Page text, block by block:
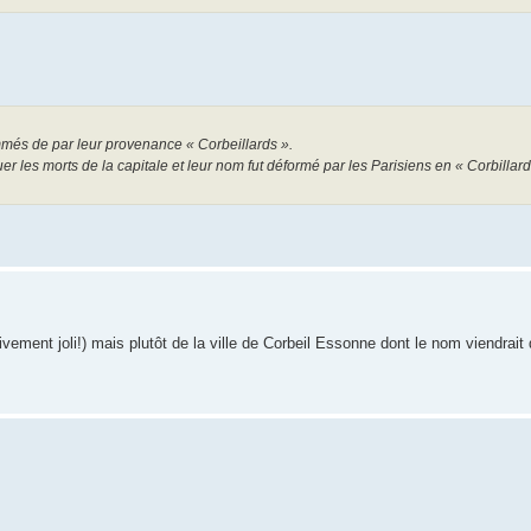
de par leur provenance « Corbeillards ».
les morts de la capitale et leur nom fut déformé par les Parisiens en «
joli!) mais plutôt de la ville de Corbeil Essonne dont le nom viendrait